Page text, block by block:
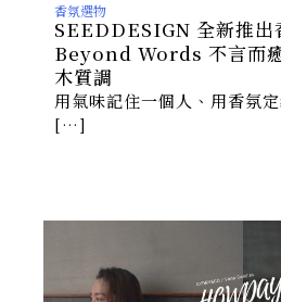
香氛選物
SEEDDESIGN 全新推出
Beyond Words 不言而
木質調
用氣味記住一個人、用香氛
[…]